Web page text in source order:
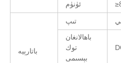
ئۈنۈم
باتارېيە
تىپ
باھالانغان
توك
بېسىمى